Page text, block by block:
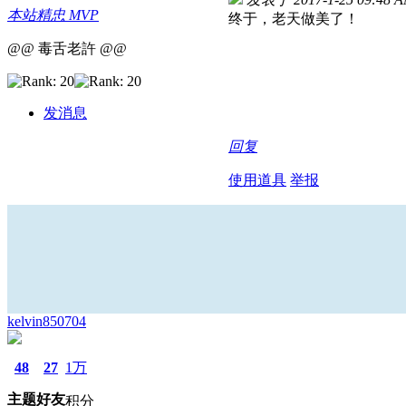
本站精忠 MVP
@@ 毒舌老許 @@
发消息
终于，老天做美了！
回复
使用道具 举报
kelvin850704
48
主题
27
好友
1万
积分